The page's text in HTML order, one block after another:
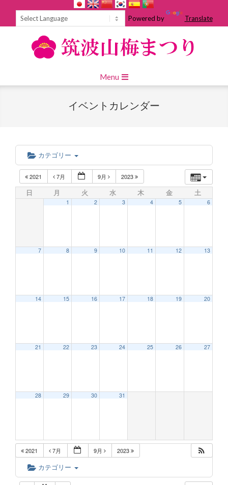
Powered by Translate
Navigation
Menu
イベントカレンダー
カテゴリー
2021 7月 9月 2023
日 月 火 水 木 金 土
1 2 3 4 5 6
7 8 9 10 11 12 13
14 15 16 17 18 19 20
21 22 23 24 25 26 27
28 29 30 31
2021 7月 9月 2023
カテゴリー
2:00 AM
6:00 AM